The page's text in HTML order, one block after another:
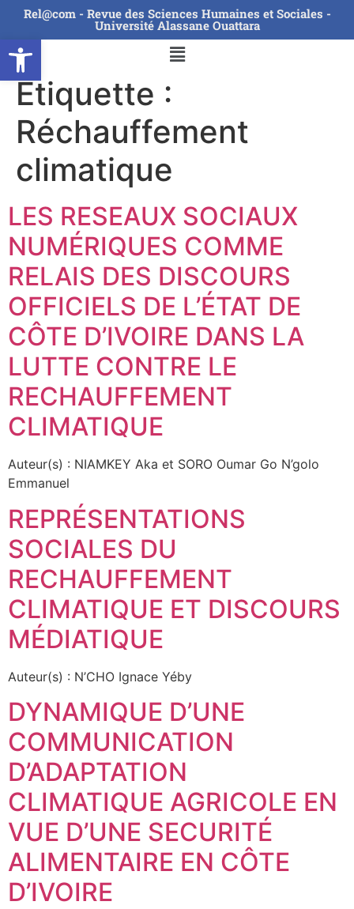
Ouvrir la barre d’outils
Rel@com - Revue des Sciences Humaines et Sociales -
Université Alassane Ouattara
Étiquette :
Réchauffement
climatique
LES RESEAUX SOCIAUX
NUMÉRIQUES COMME
RELAIS DES DISCOURS
OFFICIELS DE L’ÉTAT DE
CÔTE D’IVOIRE DANS LA
LUTTE CONTRE LE
RECHAUFFEMENT
CLIMATIQUE
Auteur(s) : NIAMKEY Aka et SORO Oumar Go N’golo
Emmanuel
REPRÉSENTATIONS
SOCIALES DU
RECHAUFFEMENT
CLIMATIQUE ET DISCOURS
MÉDIATIQUE
Auteur(s) : N’CHO Ignace Yéby
DYNAMIQUE D’UNE
COMMUNICATION
D’ADAPTATION
CLIMATIQUE AGRICOLE EN
VUE D’UNE SECURITÉ
ALIMENTAIRE EN CÔTE
D’IVOIRE